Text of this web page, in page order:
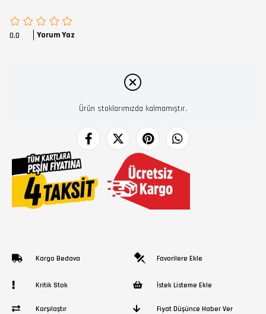
0.0 Yorum Yaz
Ürün stoklarımızda kalmamıştır.
Kargo Bedava Favorilere Ekle
Kritik Stok İstek Listeme Ekle
Karşılaştır Fiyat Düşünce Haber Ver